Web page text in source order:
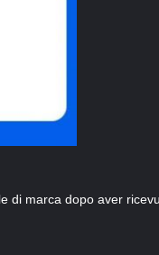
marca dopo aver